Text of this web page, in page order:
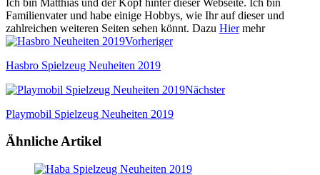
Familienvater und habe einige Hobbys, wie Ihr auf dieser und
zahlreichen weiteren Seiten sehen könnt. Dazu Hiermehr
Vorheriger
Hasbro Spielzeug Neuheiten 2019
Nächster
Playmobil Spielzeug Neuheiten 2019
Ähnliche Artikel